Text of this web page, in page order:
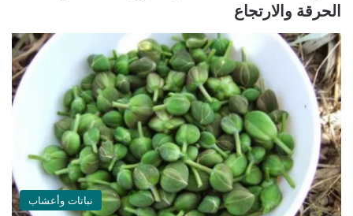
الحرقة والارتجاع
نباتات وأعشاب